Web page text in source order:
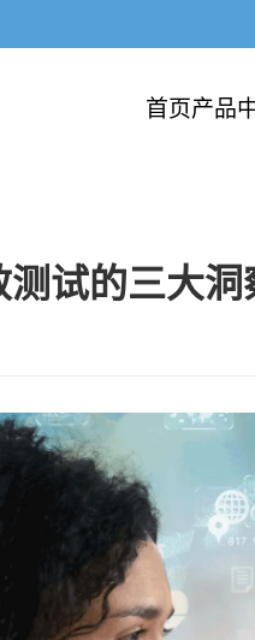
首页产品
测试的三大洞